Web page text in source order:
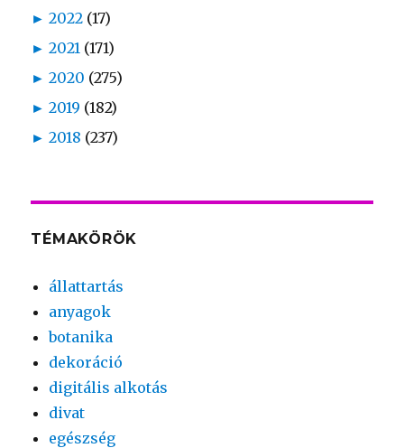
► 2022 (17)
► 2021 (171)
► 2020 (275)
► 2019 (182)
► 2018 (237)
TÉMAKÖRÖK
állattartás
anyagok
botanika
dekoráció
digitális alkotás
divat
egészség